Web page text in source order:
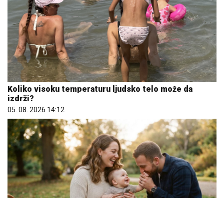
Koliko visoku temperaturu ljudsko telo može da
izdrži?
05. 08. 2026 14:12